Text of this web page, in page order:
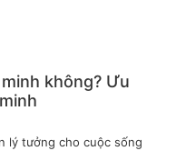
không? Ưu
lý tưởng cho cuộc sống